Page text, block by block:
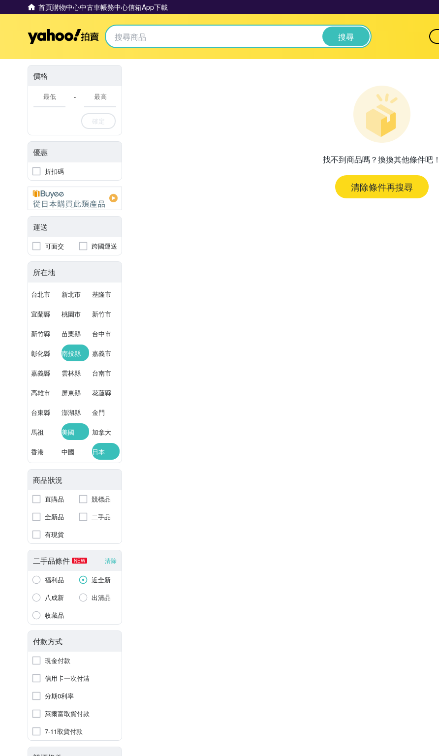
首頁購物中心中古車帳務中心信箱App下載
Yahoo拍賣 搜尋
價格
-
確定
優惠
折扣碼
運送
可面交 跨國運送
所在地
台北市 新北市 基隆市
宜蘭縣 桃園市 新竹市
新竹縣 苗栗縣 台中市
彰化縣 南投縣 嘉義市
嘉義縣 雲林縣 台南市
高雄市 屏東縣 花蓮縣
台東縣 澎湖縣 金門
馬祖 美國 加拿大
香港 中國 日本
商品狀況
直購品
競標品
全新品
二手品
有現貨
二手品條件 NEW 清除
福利品
近全新
八成新
出清品
收藏品
付款方式
現金付款
信用卡一次付清
分期0利率
萊爾富取貨付款
7-11取貨付款
找不到商品嗎？換換其他條件吧！
清除條件再搜尋